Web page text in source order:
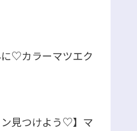
♡カラーマツエク
ン見つけよう♡】マ